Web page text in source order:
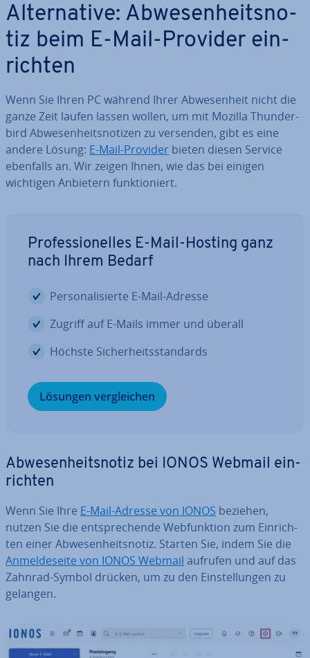
Al­ter­na­ti­ve: Ab­we­sen­heits­no­
tiz beim E-Mail-Provider ein­
rich­ten
Wenn Sie Ihren PC während Ihrer Ab­we­sen­heit nicht die
ganze Zeit laufen lassen wollen, um mit Mozilla Thun­der­
bird Ab­we­sen­heits­no­ti­zen zu versenden, gibt es eine
andere Lösung: E-Mail-Provider bieten diesen Service
ebenfalls an. Wir zeigen Ihnen, wie das bei einigen
wichtigen Anbietern funk­tio­niert.
Pro­fes­sio­nel­les E-Mail-Hosting ganz
nach Ihrem Bedarf
Per­so­na­li­sier­te E-Mail-Adresse
Zugriff auf E-Mails immer und überall
Höchste Si­cher­heits­stan­dards
Lösungen ver­glei­chen
Ab­we­sen­heits­no­tiz bei IONOS Webmail ein­
rich­ten
Wenn Sie Ihre E-Mail-Adresse von IONOS beziehen,
nutzen Sie die ent­spre­chen­de Web­funk­ti­on zum Ein­rich­
ten einer Ab­we­sen­heits­no­tiz. Starten Sie, indem Sie die
An­mel­de­sei­te von IONOS Webmail aufrufen und auf das
Zahnrad-Symbol drücken, um zu den Ein­stel­lun­gen zu
gelangen.